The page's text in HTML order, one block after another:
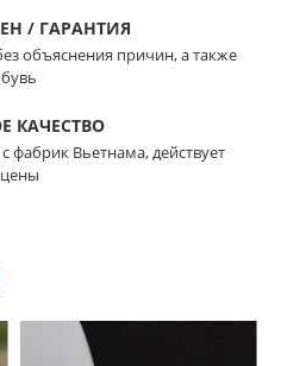
/ ГАРАНТИЯ
объяснения причин, а также
КАЧЕСТВО
фабрик Вьетнама, действует